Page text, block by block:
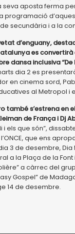
seva aposta ferma
programació
secundària i a la
d’enguany,
es
dansa inclusiva
dia 2 es
en cinema sord,
al Metropol i
també s’estrena en
de França i Dj
i els que són”,
que ens
3 de desembre,
a la Plaça de la
a càrrec del
Gospel” de
14 de desembre.